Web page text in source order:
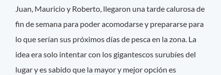
Juan, Mauricio y Roberto, llegaron una tarde calurosa de
fin de semana para poder acomodarse y prepararse para
lo que serían sus próximos días de pesca en la zona. La
idea era solo intentar con los gigantescos surubíes del
lugar y es sabido que la mayor y mejor opción es